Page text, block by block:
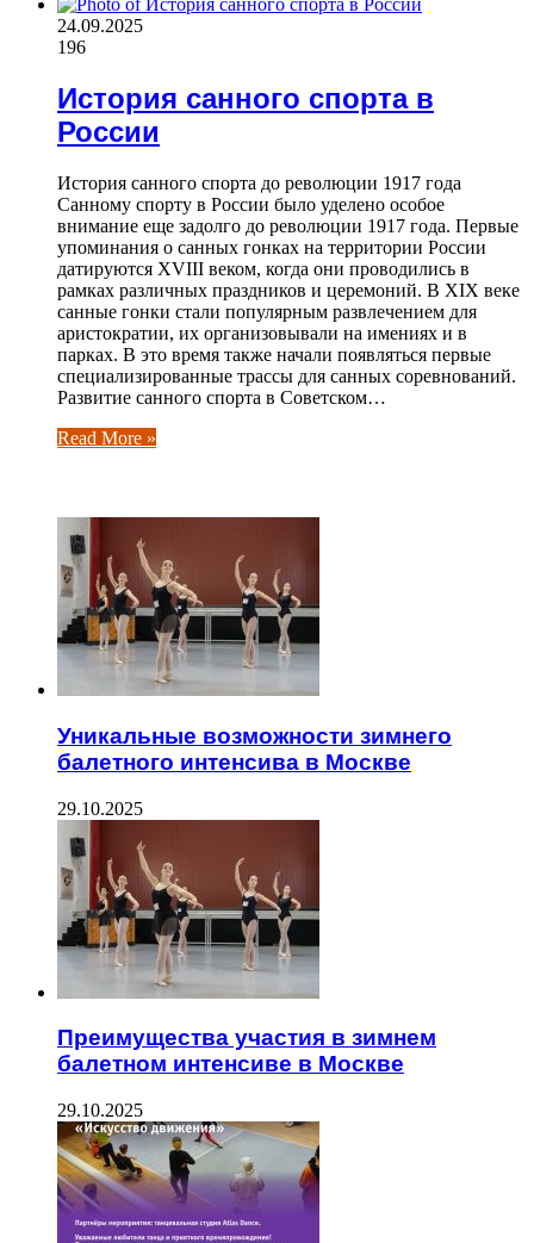
24.09.2025
196
История санного спорта в
России
История санного спорта до революции 1917 года
Санному спорту в России было уделено особое
внимание еще задолго до революции 1917 года. Первые
упоминания о санных гонках на территории России
датируются XVIII веком, когда они проводились в
рамках различных праздников и церемоний. В XIX веке
санные гонки стали популярным развлечением для
аристократии, их организовывали на имениях и в
парках. В это время также начали появляться первые
специализированные трассы для санных соревнований.
Развитие санного спорта в Советском…
Read More »
Уникальные возможности зимнего
балетного интенсива в Москве
29.10.2025
Преимущества участия в зимнем
балетном интенсиве в Москве
29.10.2025